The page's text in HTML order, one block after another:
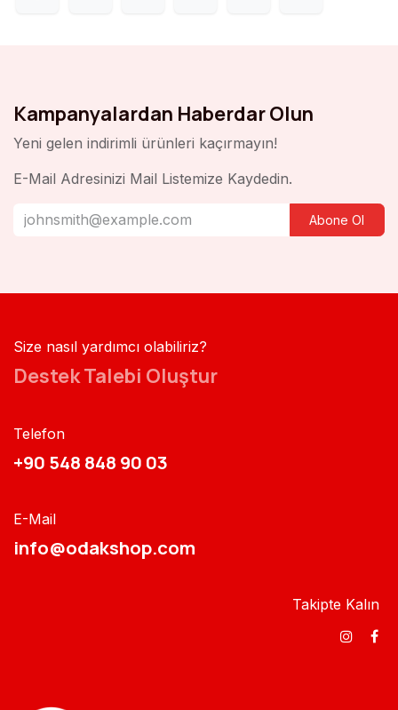
Kampanyalardan Haberdar Olun
Yeni gelen indirimli ürünleri kaçırmayın!
E-Mail Adresinizi Mail Listemize Kaydedin.
Abone Ol
Size nasıl yardımcı olabiliriz?
Destek Talebi Oluştur
Telefon
+90 548 848 90 03​​
E-Mail
info@odakshop.com​
Takipte Kalın